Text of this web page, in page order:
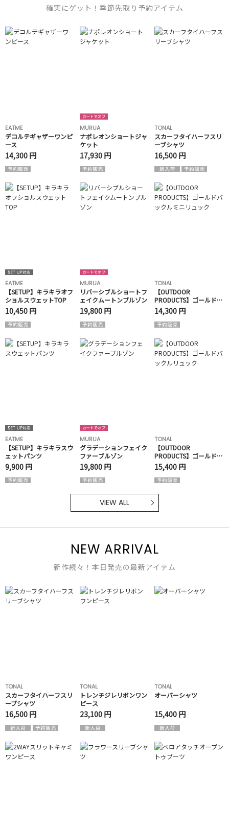
確実にゲット！季節先取り予約アイテム
EATME
デコルテギャザーワンピ
ース
14,300 円
MURUA
ナポレオンショートジャ
ケット
17,930 円
TONAL
スカーフタイハーフスリ
ーブシャツ
16,500 円
EATME
【SETUP】キラキラオフ
ショルスウェットTOP
10,450 円
MURUA
リバーシブルショートフ
ェイクムートンブルゾン
19,800 円
TONAL
【OUTDOOR
PRODUCTS】ゴールドバ
ックルミニリュック
14,300 円
EATME
【SETUP】キラキラスウ
ェットパンツ
9,900 円
MURUA
グラデーションフェイク
ファーブルゾン
19,800 円
TONAL
【OUTDOOR
PRODUCTS】ゴールドバ
ックルリュック
15,400 円
VIEW ALL
NEW ARRIVAL
新作続々！本日発売の最新アイテム
TONAL
スカーフタイハーフスリ
ーブシャツ
16,500 円
TONAL
トレンチジレリボンワン
ピース
23,100 円
TONAL
オーバーシャツ
15,400 円